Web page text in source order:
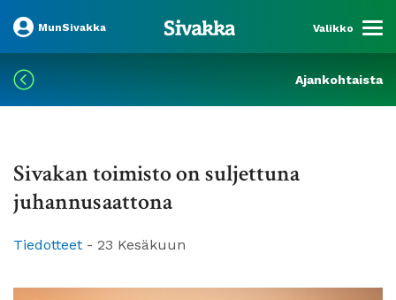
MunSivakka Valikko
Ajankohtaista
Sivakan toimisto on suljettuna
juhannusaattona
Tiedotteet - 23 Kesäkuun